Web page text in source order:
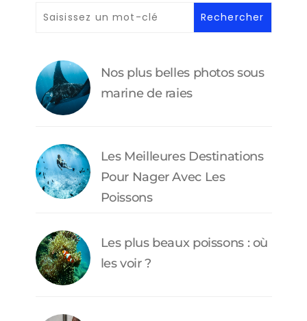
Nos plus belles photos sous
marine de raies
Les Meilleures Destinations
Pour Nager Avec Les
Poissons
Les plus beaux poissons : où
les voir ?